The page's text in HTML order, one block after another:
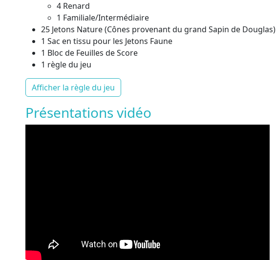
4 Renard
1 Familiale/Intermédiaire
25 Jetons Nature (Cônes provenant du grand Sapin de Douglas)
1 Sac en tissu pour les Jetons Faune
1 Bloc de Feuilles de Score
1 règle du jeu
Afficher la règle du jeu
Présentations vidéo